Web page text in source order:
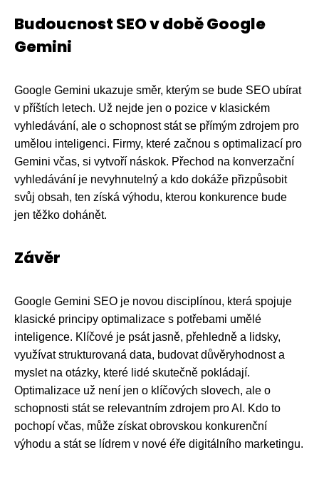
Budoucnost SEO v době Google
Gemini
Google Gemini ukazuje směr, kterým se bude SEO ubírat
v příštích letech. Už nejde jen o pozice v klasickém
vyhledávání, ale o schopnost stát se přímým zdrojem pro
umělou inteligenci. Firmy, které začnou s optimalizací pro
Gemini včas, si vytvoří náskok. Přechod na konverzační
vyhledávání je nevyhnutelný a kdo dokáže přizpůsobit
svůj obsah, ten získá výhodu, kterou konkurence bude
jen těžko dohánět.
Závěr
Google Gemini SEO je novou disciplínou, která spojuje
klasické principy optimalizace s potřebami umělé
inteligence. Klíčové je psát jasně, přehledně a lidsky,
využívat strukturovaná data, budovat důvěryhodnost a
myslet na otázky, které lidé skutečně pokládají.
Optimalizace už není jen o klíčových slovech, ale o
schopnosti stát se relevantním zdrojem pro AI. Kdo to
pochopí včas, může získat obrovskou konkurenční
výhodu a stát se lídrem v nové éře digitálního marketingu.